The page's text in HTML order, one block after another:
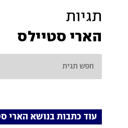
תגיות
הארי סטיילס
עוד כתבות בנושא הארי